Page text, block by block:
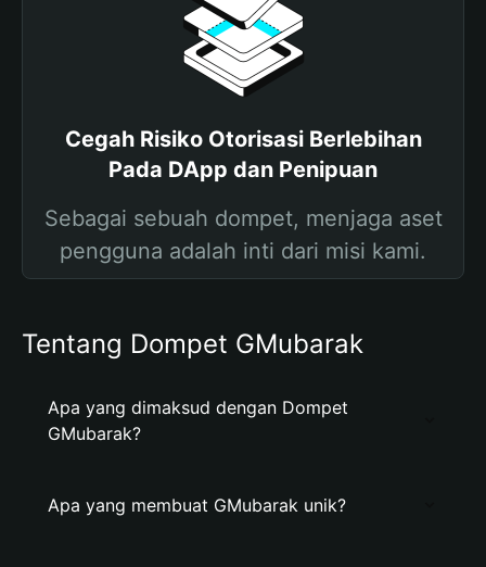
Cegah Risiko Otorisasi Berlebihan
Pada DApp dan Penipuan
Sebagai sebuah dompet, menjaga aset
pengguna adalah inti dari misi kami.
Tentang Dompet GMubarak
Apa yang dimaksud dengan Dompet
GMubarak?
Apa yang membuat GMubarak unik?